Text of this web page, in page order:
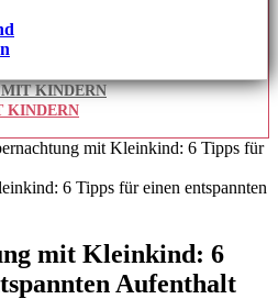
KINDERN
KINDERN
mit Kleinkind: 6 Tipps für
mit Kleinkind: 6
Aufenthalt